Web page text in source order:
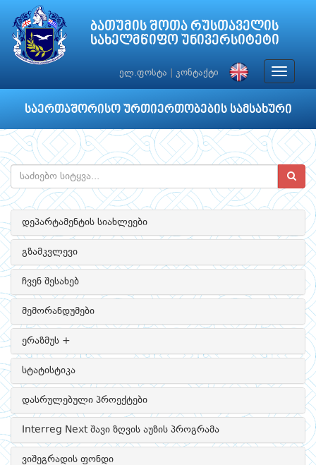
ბათუმის შოთა რუსთაველის
სახელმწიფო უნივერსიტეტი
ელ.ფოსტა კონტაქტი
Toggle
საერთაშორისო ურთიერთობების სამსახური
დეპარტამენტის სიახლეები
გზამკვლევი
ჩვენ შესახებ
მემორანდუმები
ერაზმუს +
სტატისტიკა
დასრულებული პროექტები
Interreg Next შავი ზღვის აუზის პროგრამა
ვიშეგრადის ფონდი